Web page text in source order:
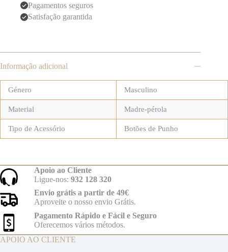
Pagamentos seguros
Satisfação garantida
Informação adicional
Género Masculino
Material Madre-pérola
Tipo de Acessório Botões de Punho
Apoio ao Cliente
Ligue-nos: 932 128 320
Envio grátis a partir de 49€
Aproveite o nosso envio Grátis.
Pagamento Rápido e Fácil e Seguro
Oferecemos vários métodos.
APOIO AO CLIENTE